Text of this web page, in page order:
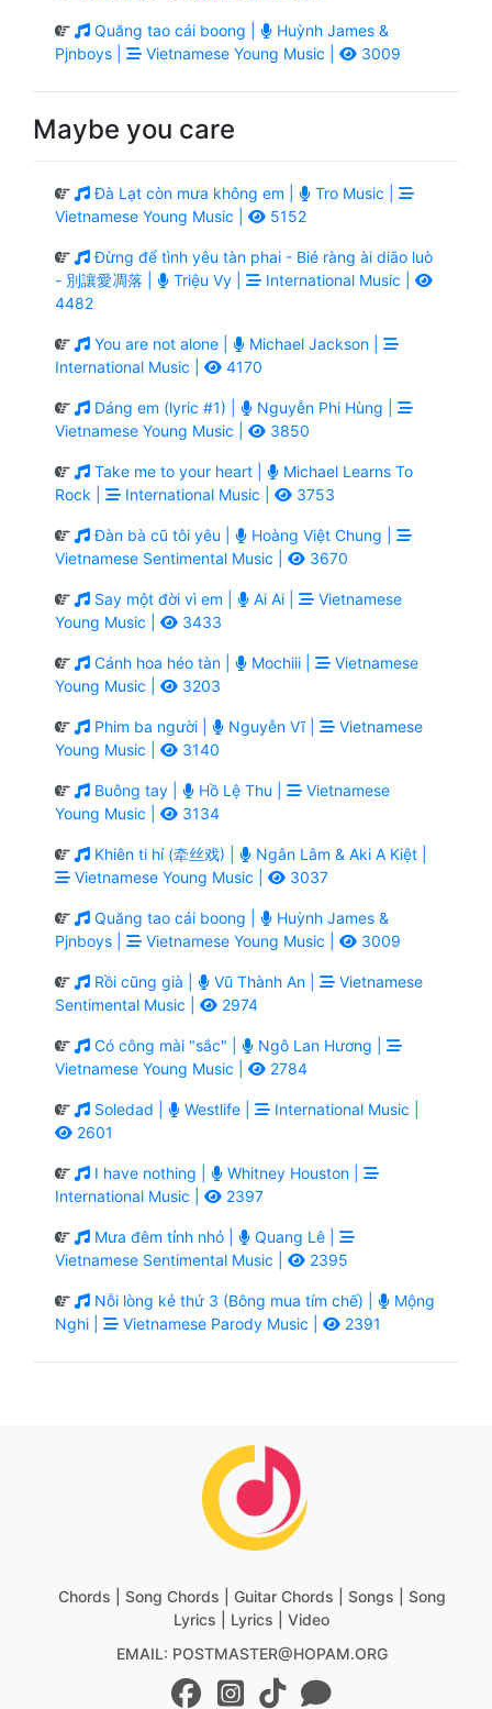
Quăng tao cái boong |
Huỳnh James &
Pjnboys |
Vietnamese Young Music | 3009
Maybe you care
Đà Lạt còn mưa không em |
Tro Music |
Vietnamese Young Music |
5152
Đừng để tình yêu tàn phai - Bié ràng ài diāo luò
- 別讓愛凋落 |
Triệu Vy |
International Music |
4482
You are not alone |
Michael Jackson |
International Music |
4170
Dáng em (lyric #1) |
Nguyễn Phi Hùng |
Vietnamese Young Music |
3850
Take me to your heart |
Michael Learns To
Rock |
International Music | 3753
Đàn bà cũ tôi yêu |
Hoàng Việt Chung |
Vietnamese Sentimental Music |
3670
Say một đời vì em | Ai Ai |
Vietnamese
Young Music |
3433
Cánh hoa héo tàn | Mochiii |
Vietnamese
Young Music |
3203
Phim ba người | Nguyễn Vĩ |
Vietnamese
Young Music |
3140
Buông tay | Hồ Lệ Thu |
Vietnamese
Young Music |
3134
Khiên ti hí (牵丝戏) |
Ngân Lâm & Aki A Kiệt |
Vietnamese Young Music |
3037
Quăng tao cái boong |
Huỳnh James &
Pjnboys |
Vietnamese Young Music | 3009
Rồi cũng già | Vũ Thành An |
Vietnamese
Sentimental Music |
2974
Có công mài "sắc" |
Ngô Lan Hương |
Vietnamese Young Music |
2784
Soledad | Westlife |
International Music |
2601
I have nothing |
Whitney Houston |
International Music |
2397
Mưa đêm tỉnh nhỏ |
Quang Lê |
Vietnamese Sentimental Music |
2395
Nỗi lòng kẻ thứ 3 (Bông mua tím chế) |
Mộng
Nghi |
Vietnamese Parody Music | 2391
Chords | Song Chords | Guitar Chords | Songs | Song
Lyrics | Lyrics | Video
EMAIL: POSTMASTER@HOPAM.ORG